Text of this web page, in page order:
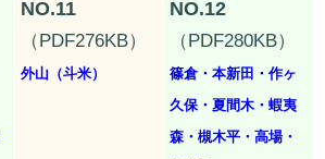
NO.11
（PDF276KB）
外山（斗米）
NO.12
（PDF280KB）
篠倉・本新田・作ヶ
久保・夏間木・蝦夷
森・槻木平・高場・